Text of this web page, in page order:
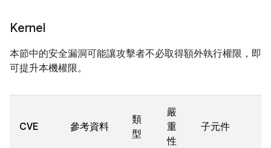
Kernel
本節中的安全漏洞可能讓攻擊者不必取得額外執行權限，即
可提升本機權限。
CVE 參考資料
類
型
嚴
重
性
子元件